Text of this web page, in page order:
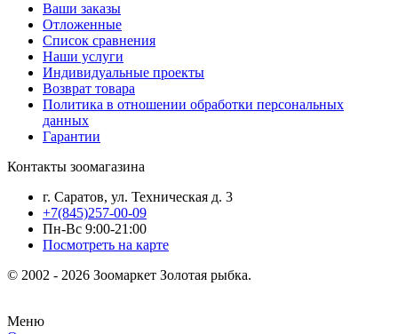
Ваши заказы
Отложенные
Список сравнения
Наши услуги
Индивидуальные проекты
Возврат товара
Политика в отношении обработки персональных
данных
Гарантии
Контакты зоомагазина
г. Саратов, ул. Техническая д. 3
+7(845)257-00-09
Пн-Вс 9:00-21:00
Посмотреть на карте
© 2002 - 2026 Зоомаркет Золотая рыбка.
Меню